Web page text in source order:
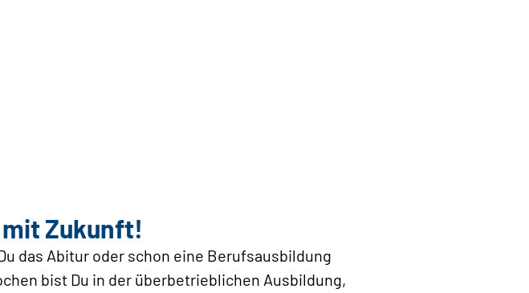
Zukunft!
das Abitur oder schon eine Berufsausbildung
bist Du in der überbetrieblichen Ausbildung,